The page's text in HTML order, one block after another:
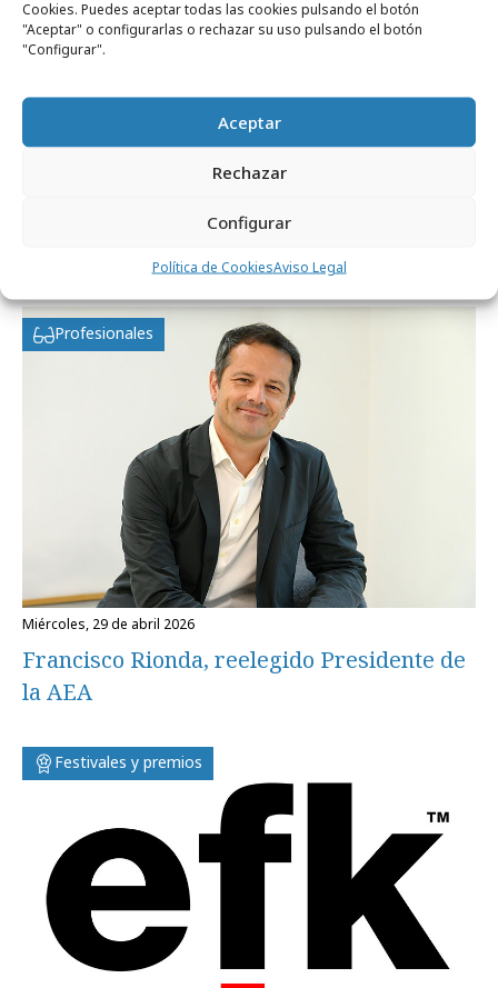
Cookies. Puedes aceptar todas las cookies pulsando el botón
"Aceptar" o configurarlas o rechazar su uso pulsando el botón
"Configurar".
Aceptar
Rechazar
Configurar
Política de CookiesAviso Legal
Emmanuel Pouey, presidente del jurado
Eficacia 2026
Profesionales
miércoles, 29 de abril 2026
Francisco Rionda, reelegido Presidente de
la AEA
Festivales y premios